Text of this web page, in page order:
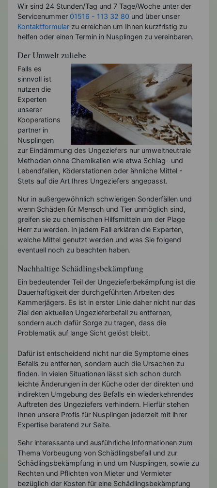
Wir sind 24 Stunden/Tag und 7 Tage/Woche unter der
Servicenummer 01516 - 113 32 80 und über unser
Kontaktformular zu erreichen um Ihnen kurzfristig zu
helfen oder einen Termin in Nusplingen zu vereinbaren.
Der Umwelt zuliebe
Falls es
sinnvoll ist
nutzen die
Experten
unserer
Kooperations
partner in
Nusplingen
zur Eindämmung des Ungeziefers nur umweltneutrale
Methoden ohne Chemikalien wie etwa Schlag- und
Lebendfallen, Köderstationen oder ähnliche Mittel -
Stets auf die Art Ihres Ungeziefers angepasst.
Nur in außergewöhnlich schwierigen Sonderfällen und
wenn Schäden für Mensch und Tier unmöglich sind,
greifen sie zu chemischen Hilfsmitteln um der Plage
Herr zu werden. In jedem Fall erklären die Experten,
welche Mittel genutzt werden und was Sie folgend
eventuell noch zu beachten haben.
Nachhaltige Schädlingsbekämpfung
Ein bedeutender Teil der Ungezieferbekämpfung ist die
Dauerhaftigkeit der durchgeführten Arbeiten des
Kammerjägers. Es ist in erster Linie daher nicht nur das
Ziel den aktuellen Ungezieferbefall zu entfernen,
sondern auch dafür Sorge zu tragen, dass die
Problematik auf lange Sicht gelöst bleibt.
Dafür ist entscheidend nicht nur die Symptome eines
Befalls zu entfernen, sondern auch die Ursachen zu
finden. In vielen Situationen lässt sich schon durch
leichte Änderungen in der Küche oder der direkten und
indirekten Umgebung des Befalls ein wiederkehrendes
Auftreten des Ungeziefers verhindern. Hierfür stehen
Ihnen unsere Profis für Nusplingen jederzeit mit ihrer
Expertise beratend zur Seite.
Sehr interessante und ausführliche Informationen zum
Thema Vorbeugung von Schädlingsbefall und zur
Schädlingsbekämpfung in und um Nusplingen, sowie zu
Rechten und Pflichten von Mieter und Vermieter
bezüglich der Kosten für eine Schädlingsbekämpfung